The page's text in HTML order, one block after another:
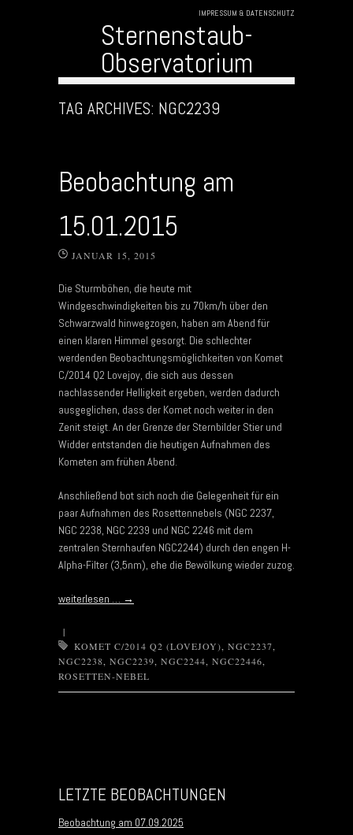
IMPRESSUM & DATENSCHUTZ
Sternenstaub-
Observatorium
TAG ARCHIVES: NGC2239
Beobachtung am
15.01.2015
JANUAR 15, 2015
Die Sturmböhen, die heute mit
Windgeschwindigkeiten bis zu 70km/h über den
Schwarzwald hinwegzogen, haben am Abend für
einen klaren Himmel gesorgt. Die schlechter
werdenden Beobachtungsmöglichkeiten von Komet
C/2014 Q2 Lovejoy, die sich aus dessen
nachlassender Helligkeit ergeben, werden dadurch
ausgeglichen, dass der Komet noch weiter in den
Zenit steigt. An der Grenze der Sternbilder Stier und
Widder entstanden die heutigen Aufnahmen des
Kometen am frühen Abend.
Anschließend bot sich noch die Gelegenheit für ein
paar Aufnahmen des Rosettennebels (NGC 2237,
NGC 2238, NGC 2239 und NGC 2246 mit dem
zentralen Sternhaufen NGC2244) durch den engen H-
Alpha-Filter (3,5nm), ehe die Bewölkung wieder zuzog.
weiterlesen … →
|
KOMET C/2014 Q2 (LOVEJOY), NGC2237,
NGC2238, NGC2239, NGC2244, NGC22446,
ROSETTEN-NEBEL
LETZTE BEOBACHTUNGEN
Beobachtung am 07.09.2025